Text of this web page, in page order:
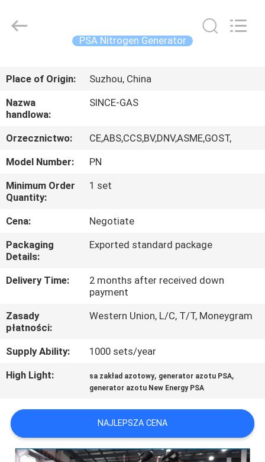
PRODUKTY
O
NAS
WYCIECZKA
FABRYCZNA
KONTROLA
JAKOŚCI
SKONTAKTUJ
SIĘ
Z
NAMI
AKTUALNOŚCI
PRZYPADKI
Technology
Co.,Ltd.
PSA Nitrogen Generator
Place of Origin:
Suzhou, China
Nazwa
handlowa:
SINCE-GAS
Orzecznictwo:
CE,ABS,CCS,BV,DNV,ASME,GOST,
Model Number:
PN
Minimum Order
Quantity:
1 set
Cena:
Negotiate
Packaging
Details:
Exported standard package
Delivery Time:
2 months after received down
payment
Zasady
płatności:
Western Union, L/C, T/T, Moneygram
Supply Ability:
1000 sets/year
High Light:
sa zakład azotowy, generator azotu PSA,
generator azotu New Energy PSA
NAJLEPSZA CENA